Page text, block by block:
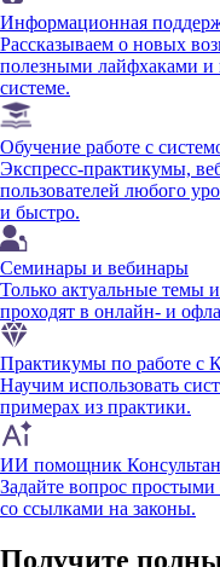
Информационная
Рассказываем о новых
полезными лайфхаками и
системе.
Обучение работе с
Экспресс-практикумы,
пользователей любого
и быстро.
Семинары и вебинары
Только актуальные темы
проходят в онлайн- и
Практикумы по работе с
Научим использовать
примерах из практики.
ИИ помощник
Задайте вопрос
со ссылками на законы.
Получите